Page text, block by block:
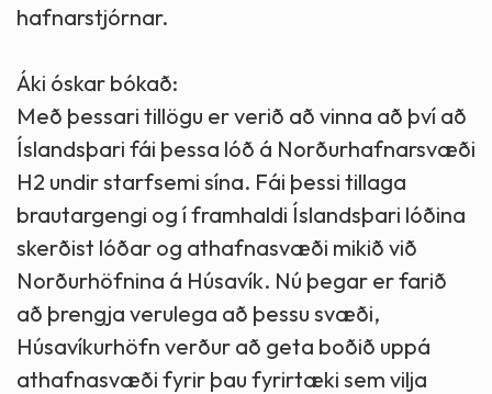
hafnarstjórnar.
Áki óskar bókað:
Með þessari tillögu er verið að vinna að því að
Íslandsþari fái þessa lóð á Norðurhafnarsvæði
H2 undir starfsemi sína. Fái þessi tillaga
brautargengi og í framhaldi Íslandsþari lóðina
skerðist lóðar og athafnasvæði mikið við
Norðurhöfnina á Húsavík. Nú þegar er farið
að þrengja verulega að þessu svæði,
Húsavíkurhöfn verður að geta boðið uppá
athafnasvæði fyrir þau fyrirtæki sem vilja